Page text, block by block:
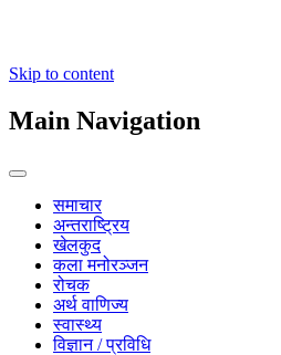
Skip to content
Main Navigation
समाचार
अन्तराष्ट्रिय
खेलकुद
कला मनोरञ्जन
रोचक
अर्थ वाणिज्य
स्वास्थ्य
विज्ञान / प्रविधि